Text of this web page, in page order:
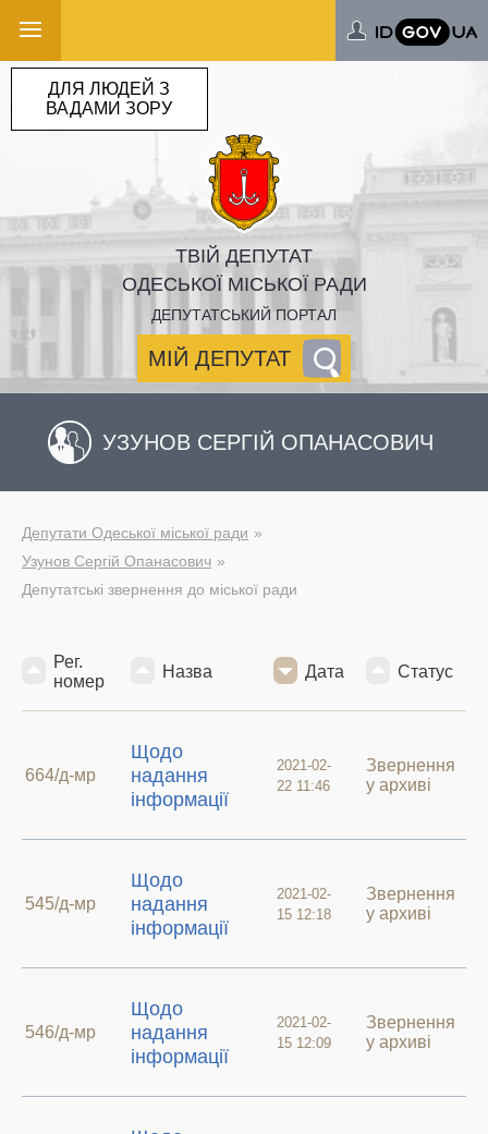
ТВІЙ ДЕПУТАТ
ОДЕСЬКОЇ МІСЬКОЇ РАДИ
ДЕПУТАТСЬКИЙ ПОРТАЛ
МІЙ ДЕПУТАТ
ДЛЯ ЛЮДЕЙ З
ВАДАМИ ЗОРУ
УЗУНОВ СЕРГІЙ ОПАНАСОВИЧ
Депутати Одеської міської ради
Узунов Сергій Опанасович
Депутатські звернення до міської ради
Рег.
номер
Назва Дата Статус
664/д-мр
Щодо
надання
інформації
2021-02-
22 11:46
Звернення
у архиві
545/д-мр
Щодо
надання
інформації
2021-02-
15 12:18
Звернення
у архиві
546/д-мр
Щодо
надання
інформації
2021-02-
15 12:09
Звернення
у архиві